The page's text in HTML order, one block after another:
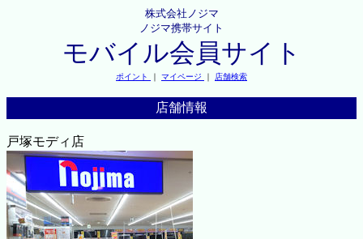
株式会社ノジマ
ノジマ携帯サイト
モバイル会員サイト
ポイント ｜ マイページ ｜ 店舗検索
店舗情報
戸塚モディ店